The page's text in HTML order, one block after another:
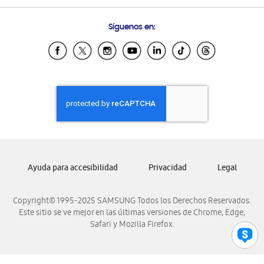
Samsung Ecuador
Samsung El Salvador
Samsung Honduras
Samsung Nicaragua
Samsung Panamá
Samsung Venezuela
Síguenos en:
Copyright© 1995-2025 SAMSUNG Todos los Derechos Reservados.
Este sitio se ve mejor en las últimas versiones de Chrome, Edge,
Safari y Mozilla Firefox.
Ayuda para accesibilidad Privacidad Legal